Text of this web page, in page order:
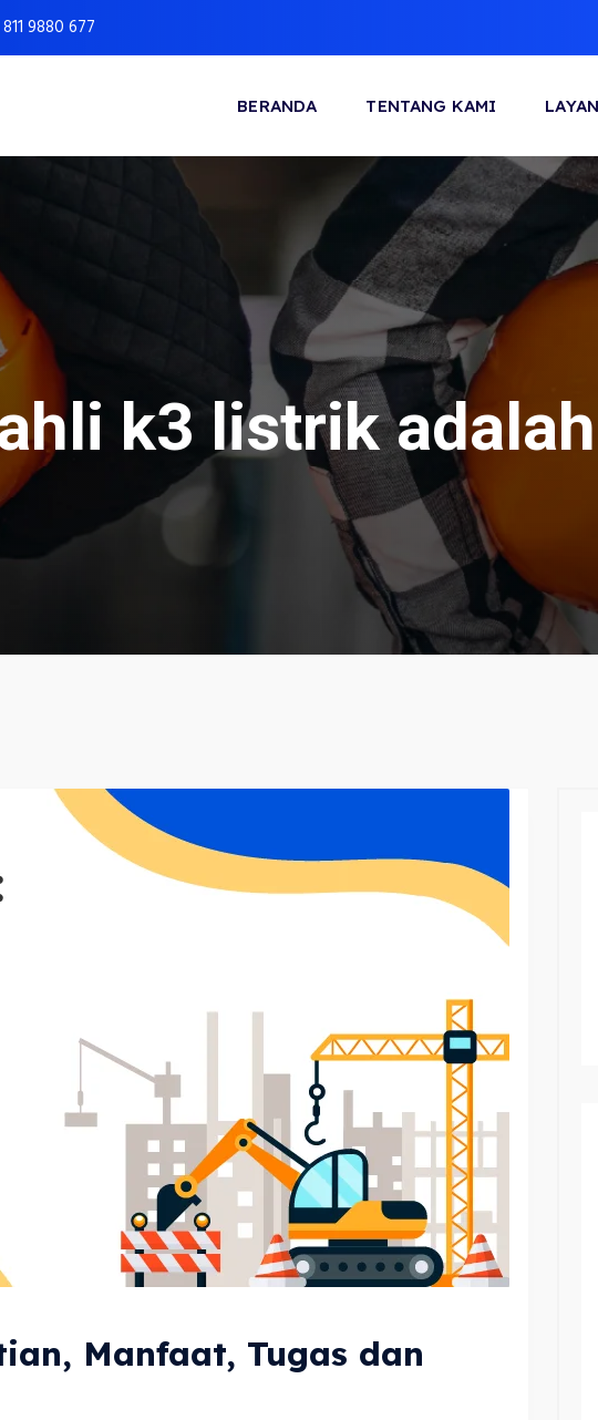
9880 677
BERANDA TENTANG KAMI
k3 listrik adalah
Manfaat, Tugas dan